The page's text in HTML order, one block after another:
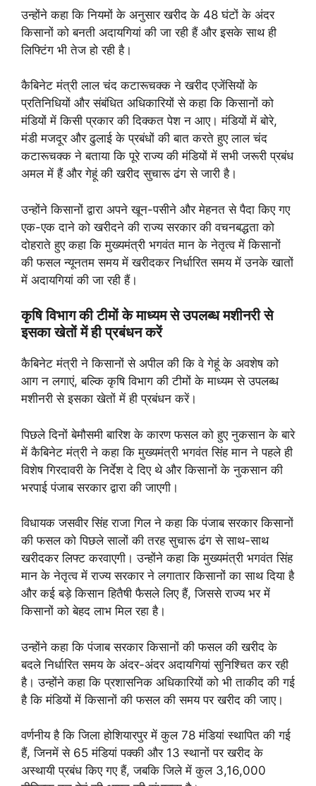
उन्होंने कहा कि नियमों के अनुसार खरीद के 48 घंटों के अंदर
किसानों को बनती अदायगियां की जा रही हैं और इसके साथ ही
लिफ्टिंग भी तेज हो रही है।
कैबिनेट मंत्री लाल चंद कटारूचक्क ने खरीद एजेंसियों के
प्रतिनिधियों और संबंधित अधिकारियों से कहा कि किसानों को
मंडियों में किसी प्रकार की दिक्कत पेश न आए। मंडियों में बोरे,
मंडी मजदूर और ढुलाई के प्रबंधों की बात करते हुए लाल चंद
कटारूचक्क ने बताया कि पूरे राज्य की मंडियों में सभी जरूरी प्रबंध
अमल में हैं और गेहूं की खरीद सुचारू ढंग से जारी है।
उन्होंने किसानों द्वारा अपने खून-पसीने और मेहनत से पैदा किए गए
एक-एक दाने को खरीदने की राज्य सरकार की वचनबद्धता को
दोहराते हुए कहा कि मुख्यमंत्री भगवंत मान के नेतृत्व में किसानों
की फसल न्यूनतम समय में खरीदकर निर्धारित समय में उनके खातों
में अदायगियां की जा रही हैं।
कृषि विभाग की टीमों के माध्यम से उपलब्ध मशीनरी से
इसका खेतों में ही प्रबंधन करें
कैबिनेट मंत्री ने किसानों से अपील की कि वे गेहूं के अवशेष को
आग न लगाएं, बल्कि कृषि विभाग की टीमों के माध्यम से उपलब्ध
मशीनरी से इसका खेतों में ही प्रबंधन करें।
पिछले दिनों बेमौसमी बारिश के कारण फसल को हुए नुकसान के बारे
में कैबिनेट मंत्री ने कहा कि मुख्यमंत्री भगवंत सिंह मान ने पहले ही
विशेष गिरदावरी के निर्देश दे दिए थे और किसानों के नुकसान की
भरपाई पंजाब सरकार द्वारा की जाएगी।
विधायक जसवीर सिंह राजा गिल ने कहा कि पंजाब सरकार किसानों
की फसल को पिछले सालों की तरह सुचारू ढंग से साथ-साथ
खरीदकर लिफ्ट करवाएगी। उन्होंने कहा कि मुख्यमंत्री भगवंत सिंह
मान के नेतृत्व में राज्य सरकार ने लगातार किसानों का साथ दिया है
और कई बड़े किसान हितैषी फैसले लिए हैं, जिससे राज्य भर में
किसानों को बेहद लाभ मिल रहा है।
उन्होंने कहा कि पंजाब सरकार किसानों की फसल की खरीद के
बदले निर्धारित समय के अंदर-अंदर अदायगियां सुनिश्चित कर रही
है। उन्होंने कहा कि प्रशासनिक अधिकारियों को भी ताकीद की गई
है कि मंडियों में किसानों की फसल की समय पर खरीद की जाए।
वर्णनीय है कि जिला होशियारपुर में कुल 78 मंडियां स्थापित की गई
हैं, जिनमें से 65 मंडियां पक्की और 13 स्थानों पर खरीद के
अस्थायी प्रबंध किए गए हैं, जबकि जिले में कुल 3,16,000